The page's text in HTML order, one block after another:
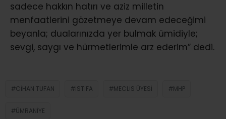
sadece hakkın hatırı ve aziz milletin
menfaatlerini gözetmeye devam edeceğimi
beyanla; dualarınızda yer bulmak ümidiyle;
sevgi, saygı ve hürmetlerimle arz ederim” dedi.
CIHAN TUFAN İSTIFA MECLIS ÜYESI MHP
ÜMRANIYE